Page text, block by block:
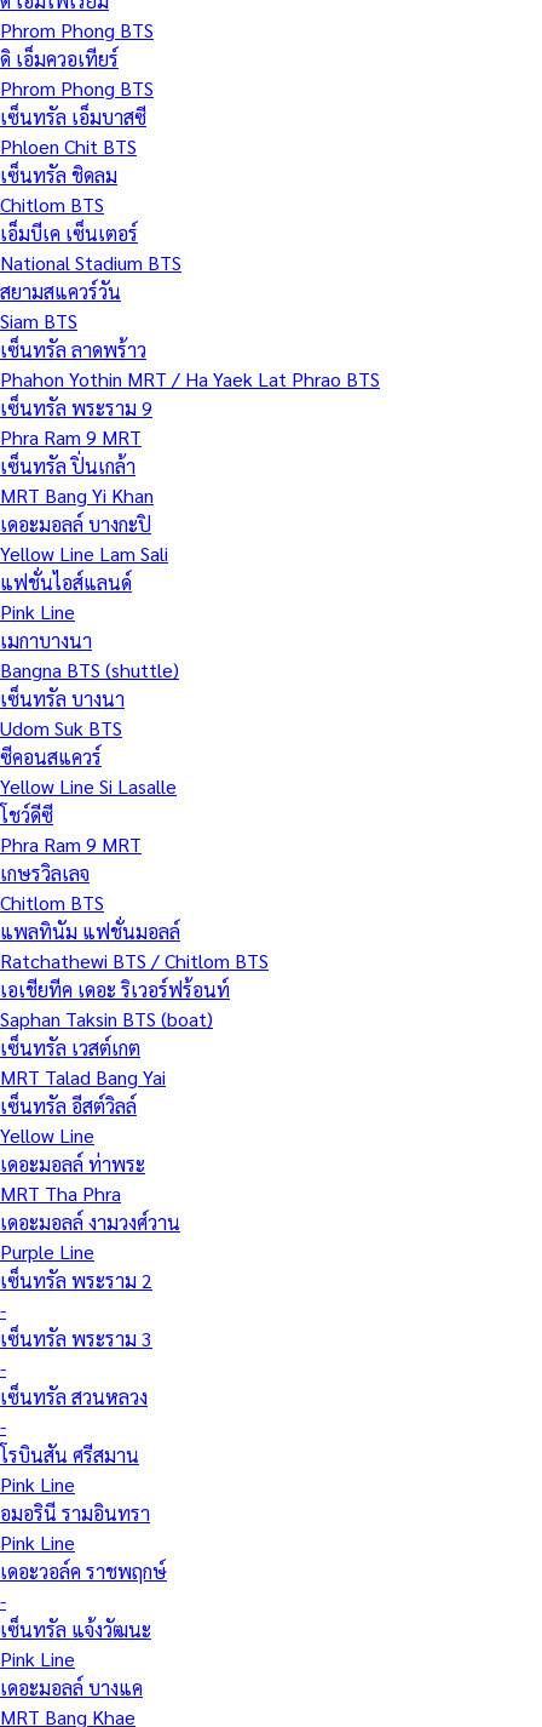
Phrom Phong BTS
ดิ เอ็มควอเทียร์
Phrom Phong BTS
เซ็นทรัล เอ็มบาสซี
Phloen Chit BTS
เซ็นทรัล ชิดลม
Chitlom BTS
เอ็มบีเค เซ็นเตอร์
National Stadium BTS
สยามสแควร์วัน
Siam BTS
เซ็นทรัล ลาดพร้าว
Phahon Yothin MRT / Ha Yaek Lat Phrao BTS
เซ็นทรัล พระราม 9
Phra Ram 9 MRT
เซ็นทรัล ปิ่นเกล้า
MRT Bang Yi Khan
เดอะมอลล์ บางกะปิ
Yellow Line Lam Sali
แฟชั่นไอส์แลนด์
Pink Line
เมกาบางนา
Bangna BTS (shuttle)
เซ็นทรัล บางนา
Udom Suk BTS
ซีคอนสแควร์
Yellow Line Si Lasalle
โชว์ดีซี
Phra Ram 9 MRT
เกษรวิลเลจ
Chitlom BTS
แพลทินัม แฟชั่นมอลล์
Ratchathewi BTS / Chitlom BTS
เอเชียทีค เดอะ ริเวอร์ฟร้อนท์
Saphan Taksin BTS (boat)
เซ็นทรัล เวสต์เกต
MRT Talad Bang Yai
เซ็นทรัล อีสต์วิลล์
Yellow Line
เดอะมอลล์ ท่าพระ
MRT Tha Phra
เดอะมอลล์ งามวงศ์วาน
Purple Line
เซ็นทรัล พระราม 2
-
เซ็นทรัล พระราม 3
-
เซ็นทรัล สวนหลวง
-
โรบินสัน ศรีสมาน
Pink Line
อมอรินี รามอินทรา
Pink Line
เดอะวอล์ค ราชพฤกษ์
-
เซ็นทรัล แจ้งวัฒนะ
Pink Line
เดอะมอลล์ บางแค
MRT Bang Khae